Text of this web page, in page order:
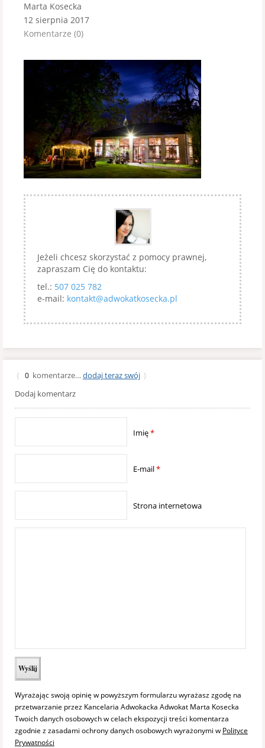
Marta Kosecka
12 sierpnia 2017
Komentarze (0)
Jeżeli chcesz skorzystać z pomocy prawnej,
zapraszam Cię do kontaktu:
tel.: 507 025 782
e-mail: kontakt@adwokatkosecka.pl
{ 0 komentarze… dodaj teraz swój }
Dodaj komentarz
Imię*
E-mail*
Strona internetowa
Wyrażając swoją opinię w powyższym formularzu wyrażasz zgodę na
przetwarzanie przez Kancelaria Adwokacka Adwokat Marta Kosecka
Twoich danych osobowych w celach ekspozycji treści komentarza
zgodnie z zasadami ochrony danych osobowych wyrażonymi w Polityce
Prywatności